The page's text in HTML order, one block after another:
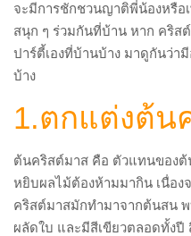
จะมีการชักชวนญาติพี่น้องหรือ
สนุก ๆ ร่วมกันที่บ้าน หาก คริส
ปาร์ตี้เองที่บ้านบ้าง มาดูกันว่า
บ้าง
1.ตกแต่งต้น
ต้นคริสต์มาส คือ ตัวแทนของต้
หยิบผลไม้ต้องห้ามมากิน เนื่อง
คริสต์มาสมักทำมาจากต้นสน
ผลัดใบ และมีสีเขียวตลอดทั้งปี